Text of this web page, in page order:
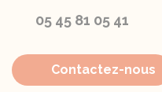
05 45 81 05 41
Contactez-nous